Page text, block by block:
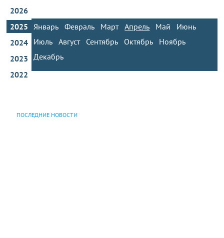
2026
2025
Январь Февраль Март Апрель Май
Июнь
Июль
Август Сентябрь Октябрь
Ноябрь
Декабрь
2024
2023
2022
ПОСЛЕДНИЕ НОВОСТИ